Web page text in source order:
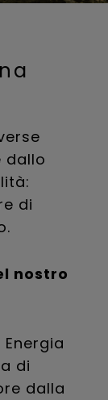
dallo
di
nostro
di
dalla